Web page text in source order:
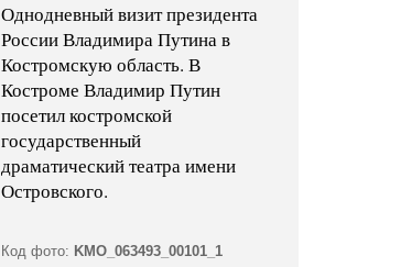
Однодневный визит президента
России Владимира Путина в
Костромскую область. В
Костроме Владимир Путин
посетил костромской
государственный
драматический театра имени
Островского.
Код фото: KMO_063493_00101_1